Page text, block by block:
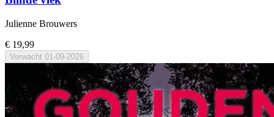
Julienne Brouwers
€ 19,99
Verwacht 01-09-2026